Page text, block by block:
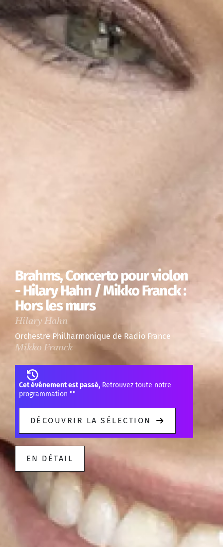
Brahms, Concerto pour violon
- Hilary Hahn / Mikko Franck :
Hors les murs
Hilary Hahn
Orchestre Philharmonique de Radio France
Mikko Franck
Cet événement est passé, Retrouvez toute notre
programmation ""
DÉCOUVRIR LA SÉLECTION
EN DÉTAIL